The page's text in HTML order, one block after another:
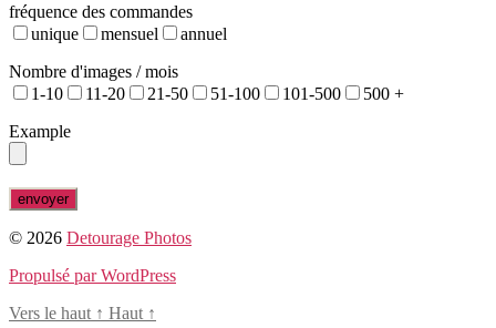
fréquence des commandes
unique
mensuel
annuel
Nombre d'images / mois
1-10
11-20 21-50 51-100 101-500
500 +
Example
© 2026 Detourage Photos
Propulsé par WordPress
Vers le haut ↑ Haut ↑